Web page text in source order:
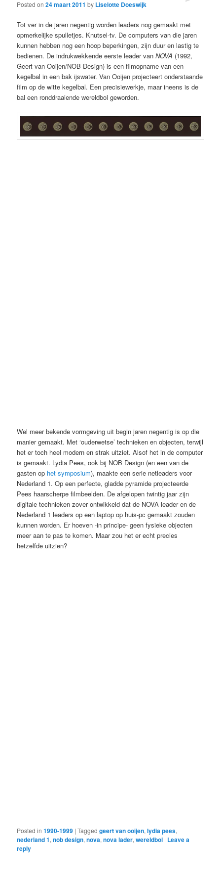
Posted on24 maart 2011 by Liselotte Doeswijk
Tot ver in de jaren negentig worden leaders nog gemaakt met
opmerkelijke spulletjes. Knutsel-tv. De computers van die jaren
kunnen hebben nog een hoop beperkingen, zijn duur en lastig te
bedienen. De indrukwekkende eerste leader vanNOVA (1992,
Geert van Ooijen/NOB Design) is een filmopname van een
kegelbal in een bak ijswater. Van Ooijen projecteert onderstaande
film op de witte kegelbal. Een precisiewerkje, maar ineens is de
bal een ronddraaiende wereldbol geworden.
Wel meer bekende vormgeving uit begin jaren negentig is op die
manier gemaakt. Met ‘ouderwetse’ technieken en objecten, terwijl
het er toch heel modern en strak uitziet. Alsof het in de computer
is gemaakt. Lydia Pees, ook bij NOB Design (en een van de
gasten op het symposium), maakte een serie netleaders voor
Nederland 1. Op een perfecte, gladde pyramide projecteerde
Pees haarscherpe filmbeelden. De afgelopen twintig jaar zijn
digitale technieken zover ontwikkeld dat de NOVA leader en de
Nederland 1 leaders op een laptop op huis-pc gemaakt zouden
kunnen worden. Er hoeven -in principe- geen fysieke objecten
meer aan te pas te komen. Maar zou het er echt precies
hetzelfde uitzien?
Posted in 1990-1999 |Tagged geert van ooijen,lydia pees,
nederland 1,nob design,nova,nova lader,wereldbol | Leave a
reply